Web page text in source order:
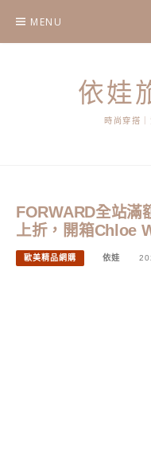
content
MENU
依娃
時尚穿搭
FORWARD全站滿
上折，開箱Chloe
歐美精品網購 依娃